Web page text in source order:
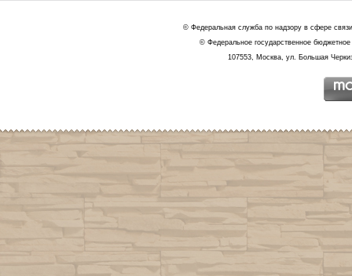
© Федеральная служба по надзору в сфере
© Федеральное государственное
107553, Москва, ул. Большая